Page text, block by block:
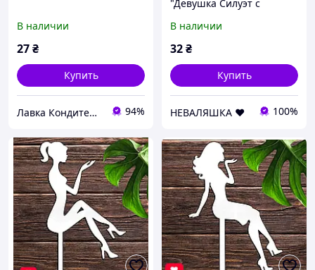
В наличии
27₴
Купить
Лавка Кондитера CAKESHOP 94%
"Девушка Силуэт с
Топер для Торта, в Букет
Цветы Фигурка из ЛДВП
В наличии
32₴
Купить
НЕВАЛЯШКА ♥️ 100%